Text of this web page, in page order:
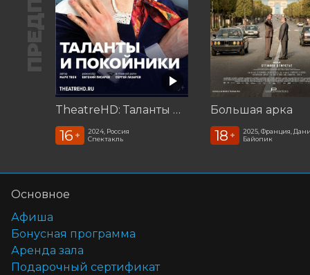
TheatreHD: Таланты и покойники
16 +
2024, Россия
Спектакль
Большая арка
18 +
2025, Франция,
Байопик
Основное
Афиша
Бонусная программа
Аренда зала
Подарочный сертификат